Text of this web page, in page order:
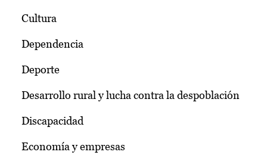
Cultura
Dependencia
Deporte
Desarrollo rural y lucha contra la despoblación
Discapacidad
Economía y empresas